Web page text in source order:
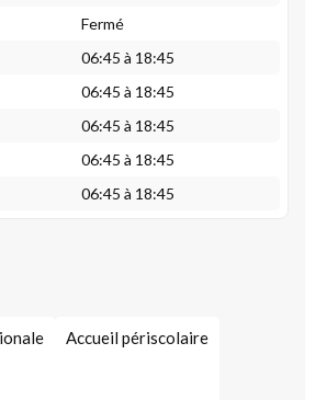
Fermé
06:45 à 18:45
06:45 à 18:45
06:45 à 18:45
06:45 à 18:45
06:45 à 18:45
Accueil périscolaire